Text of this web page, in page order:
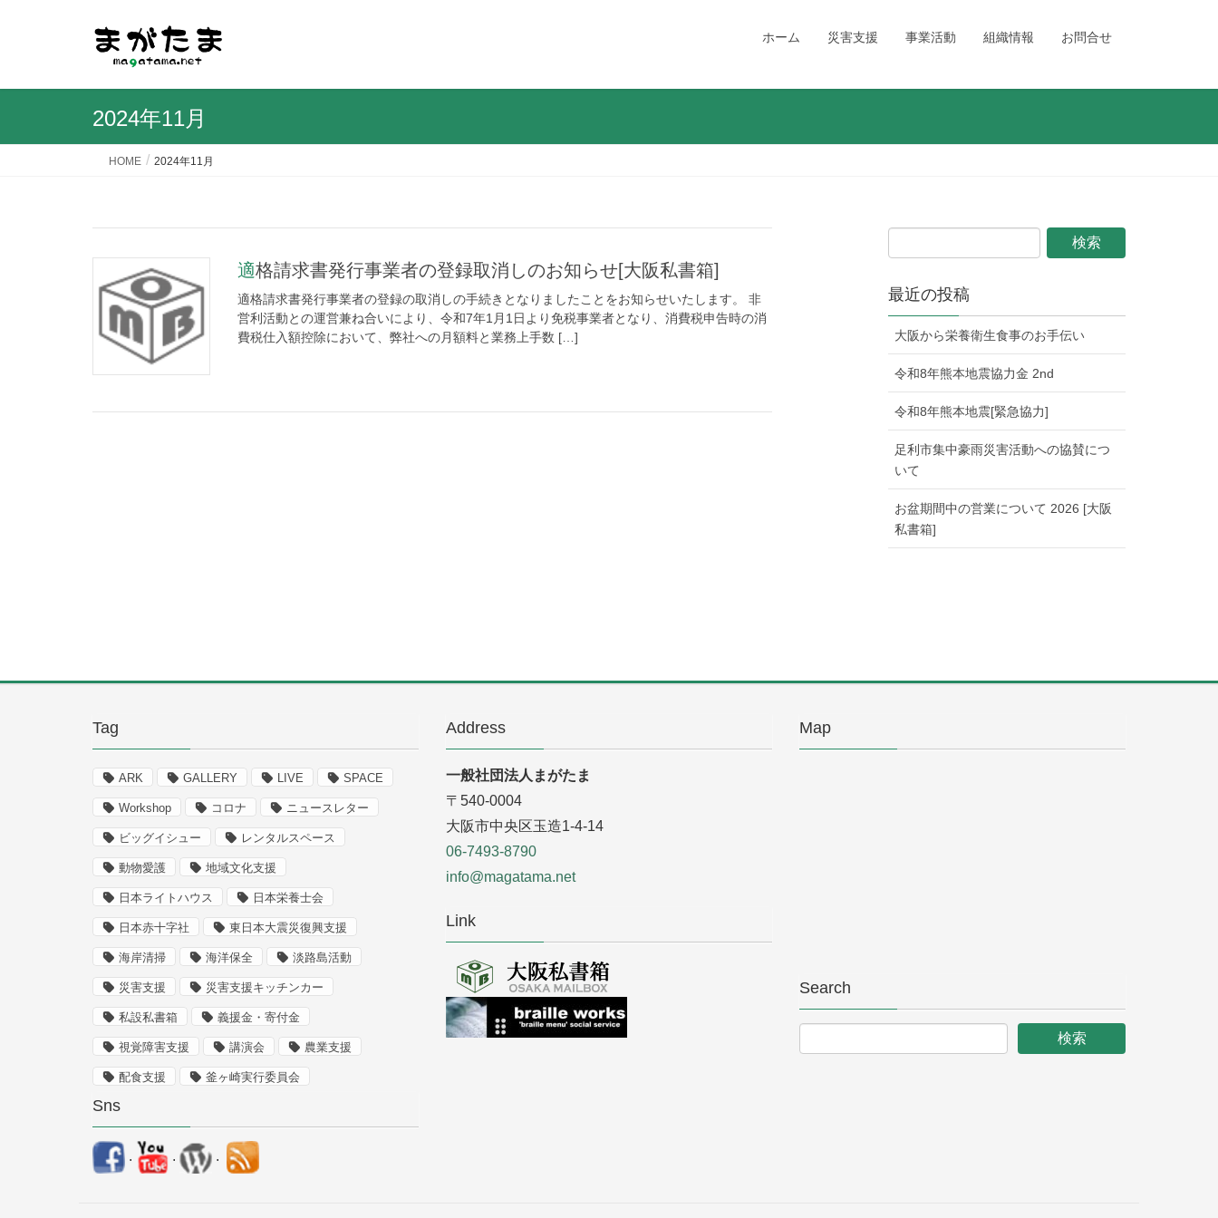
ホーム 災害支援 事業活動 組織情報 お問合せ
2024年11月
HOME 2024年11月
適格請求書発行事業者の登録取消しのお知らせ[大阪私書箱]
適格請求書発行事業者の登録の取消しの手続きとなりましたことをお知らせいたします。 非
営利活動との運営兼ね合いにより、令和7年1月1日より免税事業者となり、消費税申告時の消
費税仕入額控除において、弊社への月額料と業務上手数 […]
最近の投稿
大阪から栄養衛生食事のお手伝い
令和8年熊本地震協力金 2nd
令和8年熊本地震[緊急協力]
足利市集中豪雨災害活動への協賛につ
いて
お盆期間中の営業について 2026 [大阪
私書箱]
Tag
ARK GALLERY LIVE SPACE
Workshop コロナ ニュースレター
ビッグイシュー レンタルスペース
動物愛護 地域文化支援
日本ライトハウス 日本栄養士会
日本赤十字社 東日本大震災復興支援
海岸清掃 海洋保全 淡路島活動
災害支援 災害支援キッチンカー
私設私書箱 義援金・寄付金
視覚障害支援 講演会 農業支援
配食支援 釜ヶ崎実行委員会
Sns
. . .
Address
一般社団法人まがたま
〒540-0004
大阪市中央区玉造1-4-14
06-7493-8790
info@magatama.net
Link
Map
Search